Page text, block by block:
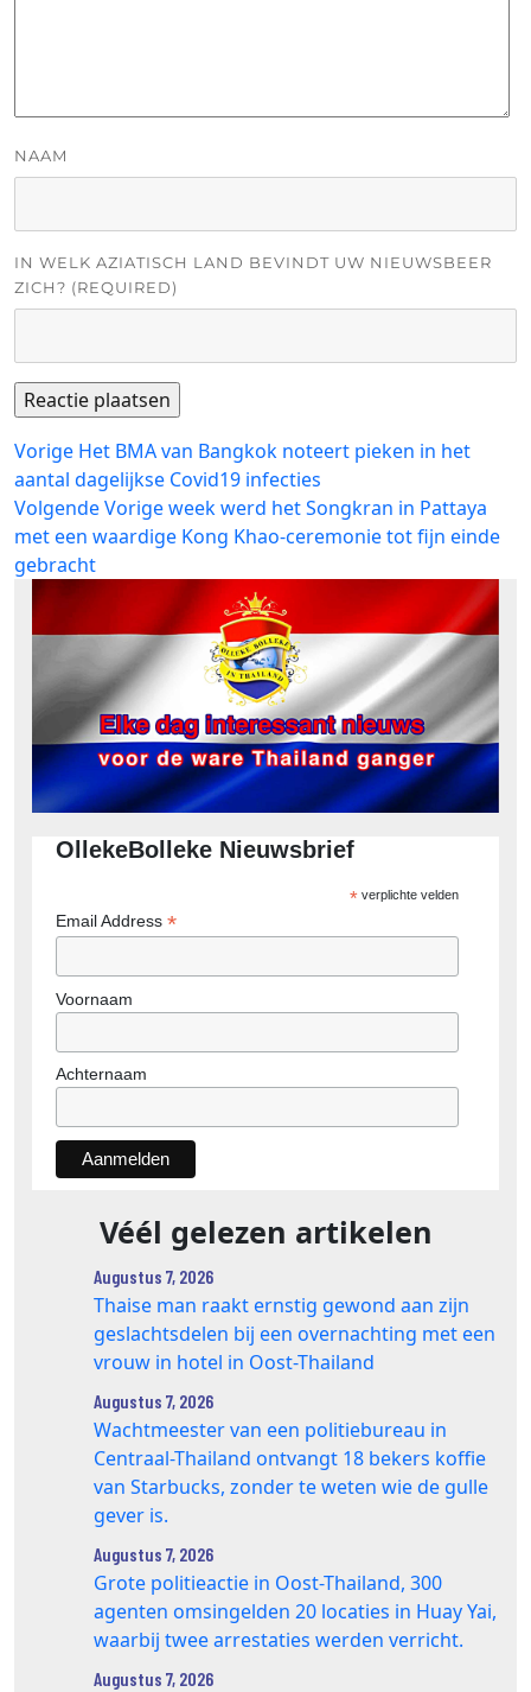
NAAM
IN WELK AZIATISCH LAND BEVINDT UW NIEUWSBEER
ZICH? (REQUIRED)
Bericht
navigatie
Vorige Vorig
bericht:
Het BMA van Bangkok noteert pieken in het
aantal dagelijkse Covid19 infecties
VolgendeVolgend
bericht:
Vorige week werd het Songkran in Pattaya
met een waardige Kong Khao-ceremonie tot fijn einde
gebracht
OllekeBolleke Nieuwsbrief
*verplichte velden
Email Address *
Voornaam
Achternaam
Véél gelezen artikelen
Augustus 7, 2026
Thaise man raakt ernstig gewond aan zijn
geslachtsdelen bij een overnachting met een
vrouw in hotel in Oost-Thailand
Augustus 7, 2026
Wachtmeester van een politiebureau in
Centraal-Thailand ontvangt 18 bekers koffie
van Starbucks, zonder te weten wie de gulle
gever is.
Augustus 7, 2026
Grote politieactie in Oost-Thailand, 300
agenten omsingelden 20 locaties in Huay Yai,
waarbij twee arrestaties werden verricht.
Augustus 7, 2026